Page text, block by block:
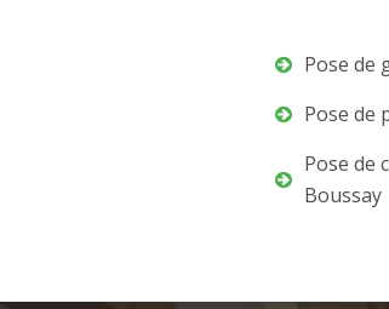
Pose de
Pose de
Pose de
Boussay